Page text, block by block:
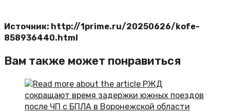
Источник: http://1prime.ru/20250626/kofe-
858936440.html
Вам также может понравиться